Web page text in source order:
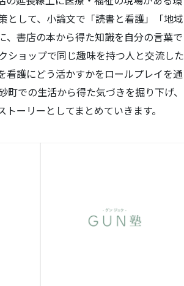
として、小論文で「読書と看護」「地域
書店の本から得た知識を自分の言葉で
ショップで同じ趣味を持つ人と交流した
護にどう活かすかをロールプレイを通
での生活から得た気づきを掘り下げ、
ーリーとしてまとめていきます。